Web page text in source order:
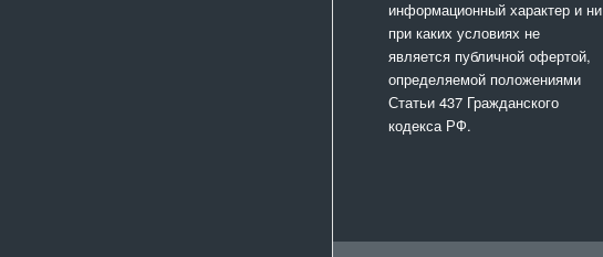
информационный характер и ни
при каких условиях не
является публичной офертой,
определяемой положениями
Статьи 437 Гражданского
кодекса РФ.